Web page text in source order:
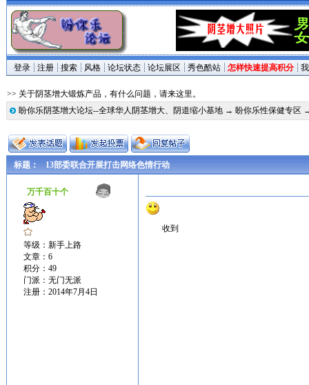
登录 注册 搜索 风格 论坛状态 论坛展区 秀色酷站 怎样快速提高积分
>> 关于阴茎增大锻炼产品，有什么问题，请来这里。
盼你乐阴茎增大论坛--全球华人阴茎增大、阴道缩小基地→ 盼你乐性保健专区
标题： 13部委联合开展打击网络色情行动
万千百十个
等级：新手上路
文章：6
积分：49
门派：无门无派
注册：2014年7月4日
收到